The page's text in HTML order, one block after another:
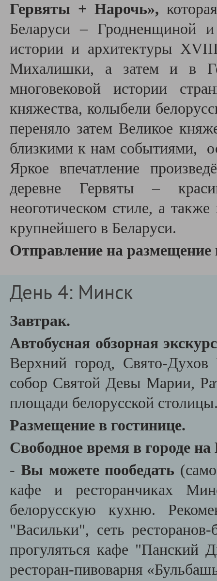
Гервяты + Нарочь»,
Беларуси – Гродненщиной
истории и архитектуры
Михалишки, а затем и в
многовековой истории
княжества, колыбели
переняло затем Великое
близкими к нам событиями,
Яркое впечатление
деревне Гервяты –
неоготическом стиле, а
крупнейшего в Беларуси.
Отправление на размещение
День 4: Минск
Завтрак.
Автобусная обзорная
Верхний город, Свято-Духов
собор Святой Девы Марии,
площади белорусской
Размещение в гостинице.
Свободное время в городе
- Вы можете пообедать
кафе и ресторанчиках
белорусскую кухню.
"Васильки", сеть
прогуляться кафе "Панский
ресторан-пивоварня